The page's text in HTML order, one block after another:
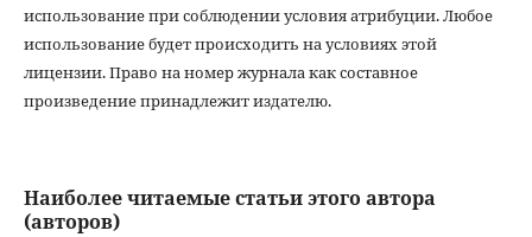
использование при соблюдении условия атрибуции. Любое
использование будет происходить на условиях этой
лицензии. Право на номер журнала как составное
произведение принадлежит издателю.
Наиболее читаемые статьи этого автора
(авторов)